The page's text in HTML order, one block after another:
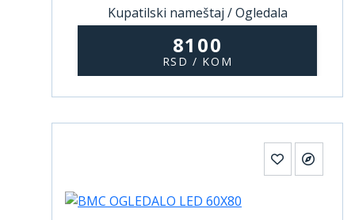
Kupatilski nameštaj / Ogledala
8100
RSD / KOM